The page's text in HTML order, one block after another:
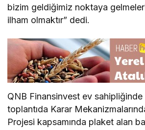
bizim geldiğimiz noktaya
ilham olmaktır” dedi.
QNB Finansinvest ev sahipliğinde
toplantıda Karar
Projesi kapsamında plaket alan